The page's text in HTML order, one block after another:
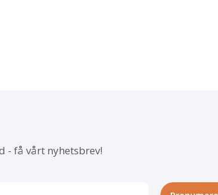
- få vårt nyhetsbrev!